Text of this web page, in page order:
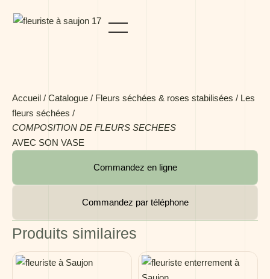
Accueil / Catalogue / Fleurs séchées & roses stabilisées / Les
fleurs séchées /
COMPOSITION DE FLEURS SECHEES
AVEC SON VASE
Commandez en ligne
Commandez par téléphone
Produits similaires